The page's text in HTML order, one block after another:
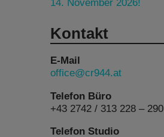
Kontakt
E-Mail
office@cr944.at
Telefon Büro
+43 2742 / 313 228 – 290
Telefon Studio